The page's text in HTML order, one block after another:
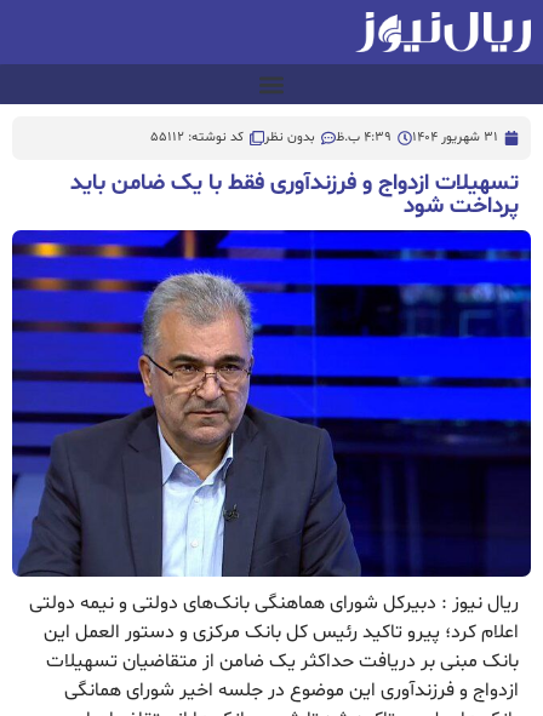
31 شهریور 1404 4:39 ب.ظ بدون نظر کد نوشته: 55112
تسهیلات ازدواج و فرزندآوری فقط با یک ضامن باید
پرداخت شود
ریال نیوز : دبیرکل شورای هماهنگی بانک‌های دولتی و نیمه دولتی
اعلام کرد؛ پیرو تاکید رئیس کل بانک مرکزی و دستور العمل این
بانک مبنی بر دریافت حداکثر یک ضامن از متقاضیان تسهیلات
ازدواج و فرزندآوری این موضوع در جلسه اخیر شورای همانگی